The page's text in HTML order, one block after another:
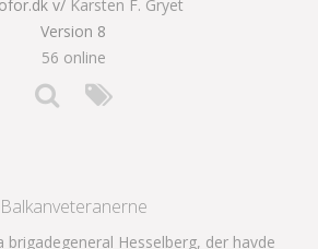
v/ Karsten F. Gryet
Version 8
56 online
Balkanveteranerne
Hesselberg, der havde